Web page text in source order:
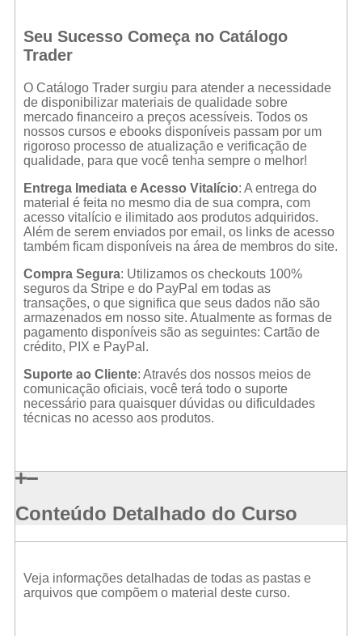
Seu Sucesso Começa no Catálogo
Trader
O Catálogo Trader surgiu para atender a necessidade
de disponibilizar materiais de qualidade sobre
mercado financeiro a preços acessíveis. Todos os
nossos cursos e ebooks disponíveis passam por um
rigoroso processo de atualização e verificação de
qualidade, para que você tenha sempre o melhor!
Entrega Imediata e Acesso Vitalício: A entrega do
material é feita no mesmo dia de sua compra, com
acesso vitalício e ilimitado aos produtos adquiridos.
Além de serem enviados por email, os links de acesso
também ficam disponíveis na área de membros do site.
Compra Segura: Utilizamos os checkouts 100%
seguros da Stripe e do PayPal em todas as
transações, o que significa que seus dados não são
armazenados em nosso site. Atualmente as formas de
pagamento disponíveis são as seguintes: Cartão de
crédito, PIX e PayPal.
Suporte ao Cliente: Através dos nossos meios de
comunicação oficiais, você terá todo o suporte
necessário para quaisquer dúvidas ou dificuldades
técnicas no acesso aos produtos.
Conteúdo Detalhado do Curso
Veja informações detalhadas de todas as pastas e
arquivos que compõem o material deste curso.